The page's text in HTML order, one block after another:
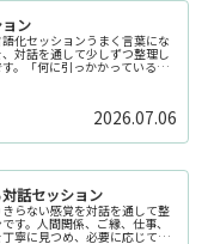
ン
化セッションうまく言葉にな
対話を通して少しずつ整理し
。「何に引っかかっているの
2026.07.06
話セッション
らない感覚を対話を通して整
す。人間関係、ご縁、仕事、
寧に見つめ、必要に応じてカ